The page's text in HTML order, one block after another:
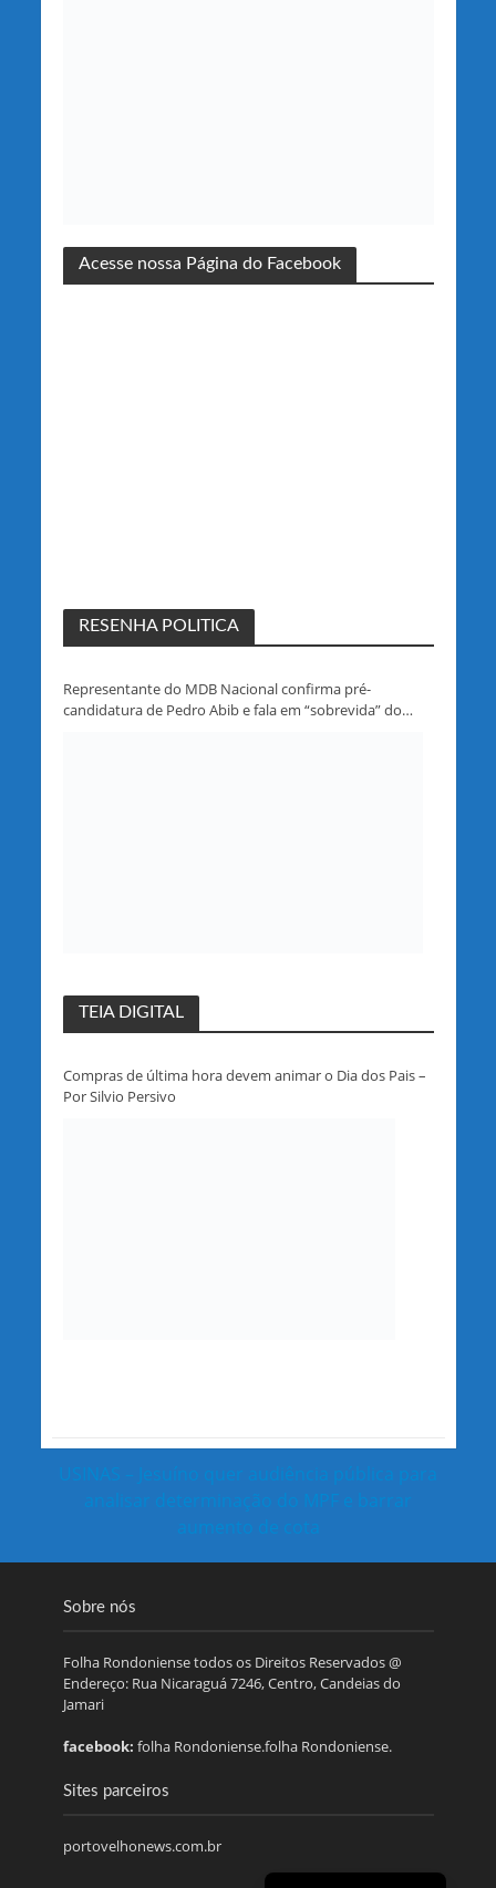
Acesse nossa Página do Facebook
RESENHA POLITICA
Representante do MDB Nacional confirma pré-
candidatura de Pedro Abib e fala em “sobrevida” do
TEIA DIGITAL
Compras de última hora devem animar o Dia dos Pais –
Por Silvio Persivo
USINAS – Jesuíno quer audiência pública para
analisar determinação do MPF e barrar
aumento de cota
Sobre nós
Folha Rondoniense todos os Direitos Reservados @
Endereço: Rua Nicaraguá 7246, Centro, Candeias do
Jamari
facebook: folha Rondoniense.folha Rondoniense.
Sites parceiros
portovelhonews.com.br